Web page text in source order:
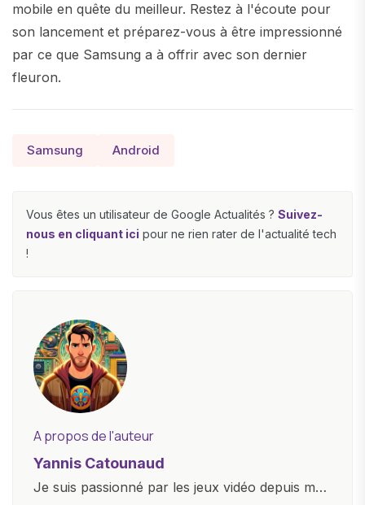
mobile en quête du meilleur. Restez à l'écoute pour
son lancement et préparez-vous à être impressionné
par ce que Samsung a à offrir avec son dernier
fleuron.
Samsung Android
Vous êtes un utilisateur de Google Actualités ? Suivez-
nous en cliquant ici pour ne rien rater de l'actualité tech
!
A propos de l'auteur
Yannis Catounaud
Je suis passionné par les jeux vidéo depuis mon